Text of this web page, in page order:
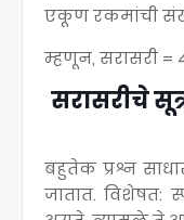
एकूण रकमांची
म्हणून, सरासरी =
सरासरीचे
बहुतेक प्रश्न
जातात. विशेषत: